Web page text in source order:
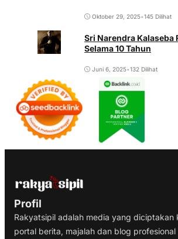
Oktober 29, 2025•145 Dilihat
Sri Narendra Kalaseba
Selama 10 Tahun
Juni 6, 2025•132 Dilihat
Profil
Rakyatsipil adalah media yang diciptakan
portal berita, majalah dan blog